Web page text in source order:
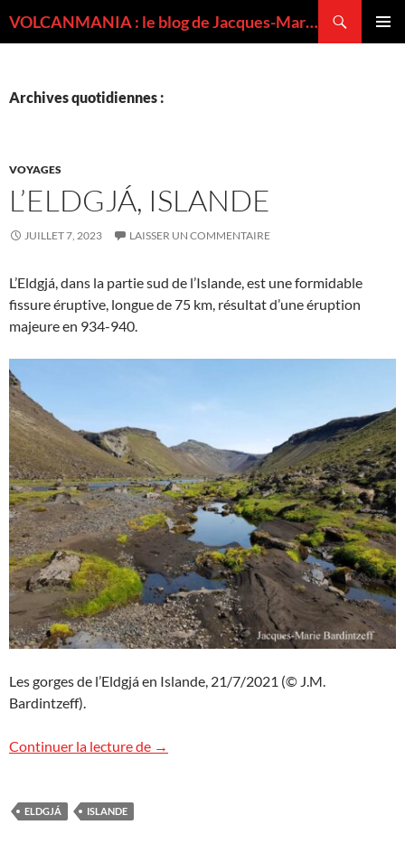
VOLCANMANIA : le blog de Jacques-Marie BARDINTZEFF, volcanologue
Archives quotidiennes :
VOYAGES
L’ELDGJÁ, ISLANDE
JUILLET 7, 2023 LAISSER UN COMMENTAIRE
L’Eldgjá, dans la partie sud de l’Islande, est une formidable
fissure éruptive, longue de 75 km, résultat d’une éruption
majeure en 934-940.
Les gorges de l’Eldgjá en Islande, 21/7/2021 (© J.M.
Bardintzeff).
Continuer la lecture de L’Eldgjá, Islande
→
ELDGJÁ ISLANDE